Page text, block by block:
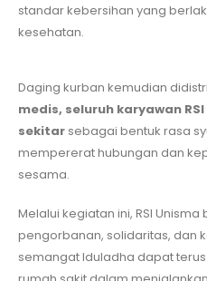
standar kebersihan yang
kesehatan.
Daging kurban kemudian
medis, seluruh karyawan
sekitar sebagai bentuk rasa
mempererat hubungan dan
sesama.
Melalui kegiatan ini, RSI
pengorbanan, solidaritas, dan
semangat Iduladha dapat